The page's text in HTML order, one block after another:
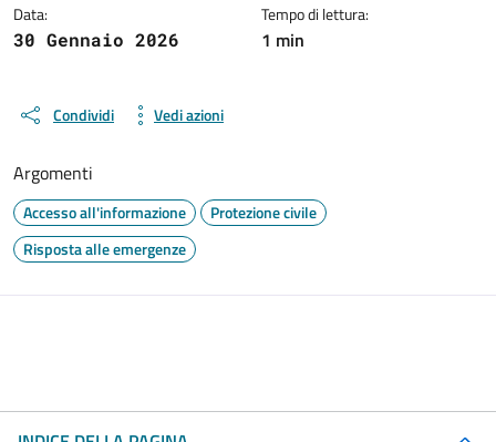
Data:
30 Gennaio 2026
Tempo di lettura:
1 min
Condividi Vedi azioni
Argomenti
Accesso all'informazione
Protezione civile
Risposta alle emergenze